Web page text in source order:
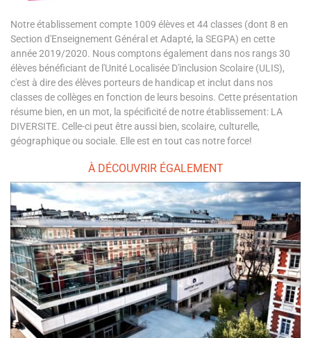
Notre établissement compte 1009 élèves et 44 classes (dont 8 en
Section d'Enseignement Général et Adapté, la SEGPA) en cette
année 2019/2020. Nous comptons également dans nos rangs 30
élèves bénéficiant de l'Unité Localisée D'inclusion Scolaire (ULIS),
c'est à dire des élèves porteurs de handicap et inclut dans nos
classes de collèges en fonction de leurs besoins. Cette présentation
résume bien, en un mot, la spécificité de notre établissement: LA
DIVERSITE. Celle-ci peut être aussi bien, scolaire, culturelle,
géographique ou sociale. Elle est en tout cas notre force!
À DÉCOUVRIR ÉGALEMENT